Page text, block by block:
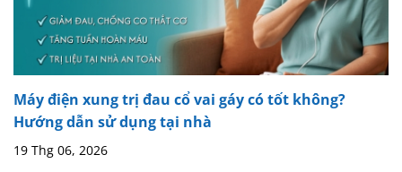
Máy điện xung trị đau cổ vai gáy có tốt không?
Hướng dẫn sử dụng tại nhà
19 Thg 06, 2026